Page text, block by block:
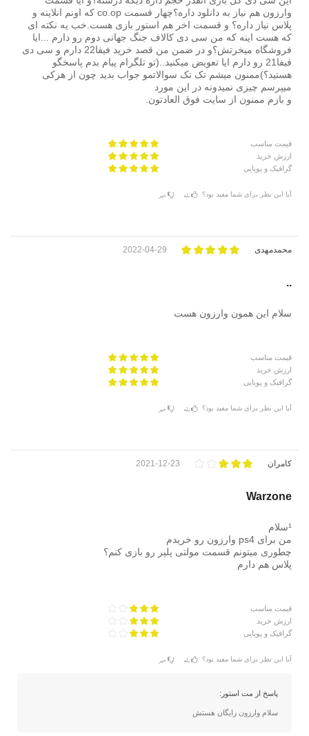
وارزون هم نیاز به دانلود داره؟چهار قسمت co.op که اونم انلاینه و
پلاس نیاز داره؟ و قسمت اخر هم استور بازی هست.خب یه نکته ای
که هست اینه که من سی دی کالاف جنگ جهانی دوم رو دارم ...ایا
فروشگاه میخرتش؟و در ضمن من قصد خرید فیفا22 دارم و سی دی
فیفا21 رو دارم ایا تعویض میکنید..(تو تلگرام پیام بدم پاسخگو
هستید؟)ممنون میشم تک تک سوالاتمو جواب بدید چون از هرکی
میپرسم چیزی نمیدونه در این مورد
و بازم ممنون از سایت فوق العادتون.
قیمت مناسب
ارزش خرید
گرافیک و پویایی
آیا این نظر برای شما مفید بود؟ بله خیر
محمدمهدی 2022-04-29
..
سلام این همون وارزون هست
قیمت مناسب
ارزش خرید
گرافیک و پویایی
آیا این نظر برای شما مفید بود؟ بله خیر
کامران 2021-12-23
Warzone
¹سلام
من برای ps4 وارزون رو خریدم
چطوری میتونم قسمت مولتی پلیر رو بازی کنم؟
پلاس هم دارم
قیمت مناسب
ارزش خرید
گرافیک و پویایی
آیا این نظر برای شما مفید بود؟ بله خیر
پاسخ از مت استور:
سلام وارزون رایگان هستش